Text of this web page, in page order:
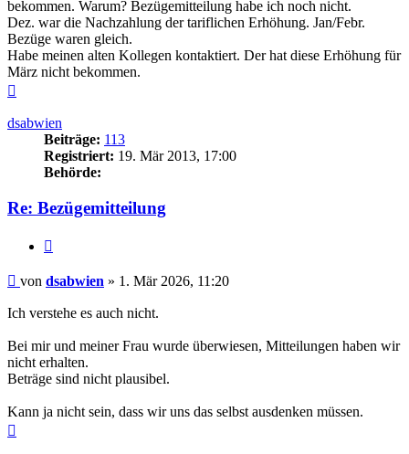
bekommen. Warum? Bezügemitteilung habe ich noch nicht.
Dez. war die Nachzahlung der tariflichen Erhöhung. Jan/Febr.
Bezüge waren gleich.
Habe meinen alten Kollegen kontaktiert. Der hat diese Erhöhung für
März nicht bekommen.
dsabwien
Beiträge: 113
Registriert: 19. Mär 2013, 17:00
Behörde:
Re: Bezügemitteilung
Beitrag
von dsabwien » 1. Mär 2026, 11:20
Ich verstehe es auch nicht.
Bei mir und meiner Frau wurde überwiesen, Mitteilungen haben wir
nicht erhalten.
Beträge sind nicht plausibel.
Kann ja nicht sein, dass wir uns das selbst ausdenken müssen.